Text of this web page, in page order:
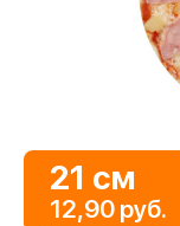
21 см
12,90 руб.